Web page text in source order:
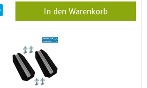
In den Warenkorb